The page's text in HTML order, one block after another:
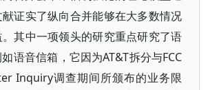
证实了纵向合并能够在大多数情况
其中一项领头的研究重点研究了语
语音信箱，它因为AT&T拆分与FCC
Inquiry调查期间所颁布的业务限